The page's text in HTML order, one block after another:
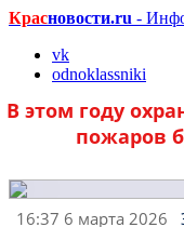
Красновости.ru -
vk
odnoklassniki
В этом году
пожаров
16:37 6 марта 2026